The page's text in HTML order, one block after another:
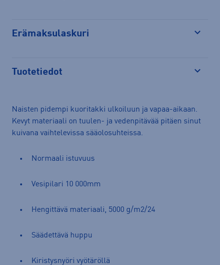
Erämaksulaskuri
Tuotetiedot
Naisten pidempi kuoritakki ulkoiluun ja vapaa-aikaan.
Kevyt materiaali on tuulen- ja vedenpitävää pitäen sinut
kuivana vaihtelevissa sääolosuhteissa.
Normaali istuvuus
Vesipilari 10 000mm
Hengittävä materiaali, 5000 g/m2/24
Säädettävä huppu
Kiristysnyöri vyötäröllä